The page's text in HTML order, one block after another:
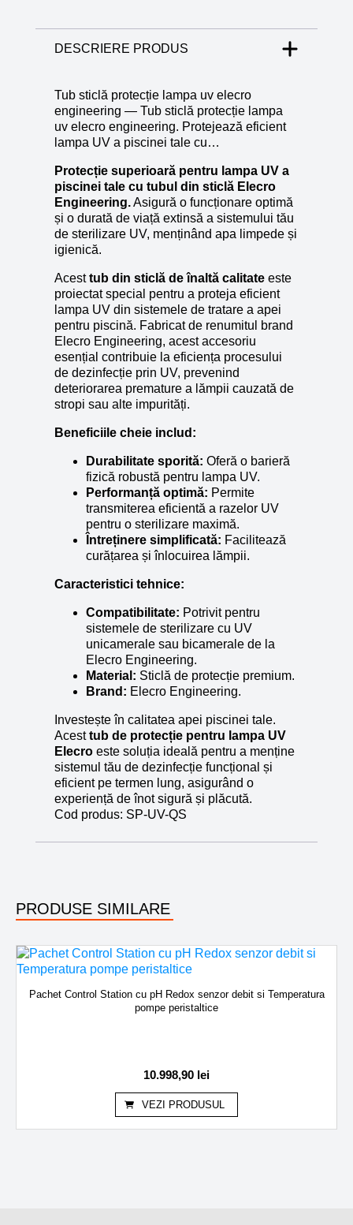
DESCRIERE PRODUS
Tub sticlă protecție lampa uv elecro
engineering — Tub sticlă protecție lampa
uv elecro engineering. Protejează eficient
lampa UV a piscinei tale cu…
Protecție superioară pentru lampa UV a
piscinei tale cu tubul din sticlă Elecro
Engineering.Asigură o funcționare optimă
și o durată de viață extinsă a sistemului tău
de sterilizare UV, menținând apa limpede și
igienică.
Acesttub din sticlă de înaltă calitateeste
proiectat special pentru a proteja eficient
lampa UV din sistemele de tratare a apei
pentru piscină. Fabricat de renumitul brand
Elecro Engineering, acest accesoriu
esențial contribuie la eficiența procesului
de dezinfecție prin UV, prevenind
deteriorarea premature a lămpii cauzată de
stropi sau alte impurități.
Beneficiile cheie includ:
Durabilitate sporită: Oferă o barieră
fizică robustă pentru lampa UV.
Performanță optimă: Permite
transmiterea eficientă a razelor UV
pentru o sterilizare maximă.
Întreținere simplificată: Facilitează
curățarea și înlocuirea lămpii.
Caracteristici tehnice:
Compatibilitate: Potrivit pentru
sistemele de sterilizare cu UV
unicamerale sau bicamerale de la
Elecro Engineering.
Material: Sticlă de protecție premium.
Brand: Elecro Engineering.
Investește în calitatea apei piscinei tale.
Acesttub de protecție pentru lampa UV
Elecroeste soluția ideală pentru a menține
sistemul tău de dezinfecție funcțional și
eficient pe termen lung, asigurând o
experiență de înot sigură și plăcută.
Cod produs: SP-UV-QS
PRODUSE SIMILARE
Pachet Control Station cu pH Redox senzor debit si Temperatura
pompe peristaltice
10.998,90 lei
VEZI PRODUSUL